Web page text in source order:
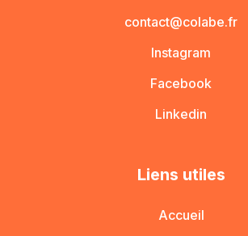
contact@colabe.fr
Instagram
Facebook
Linkedin
Liens utiles
Accueil